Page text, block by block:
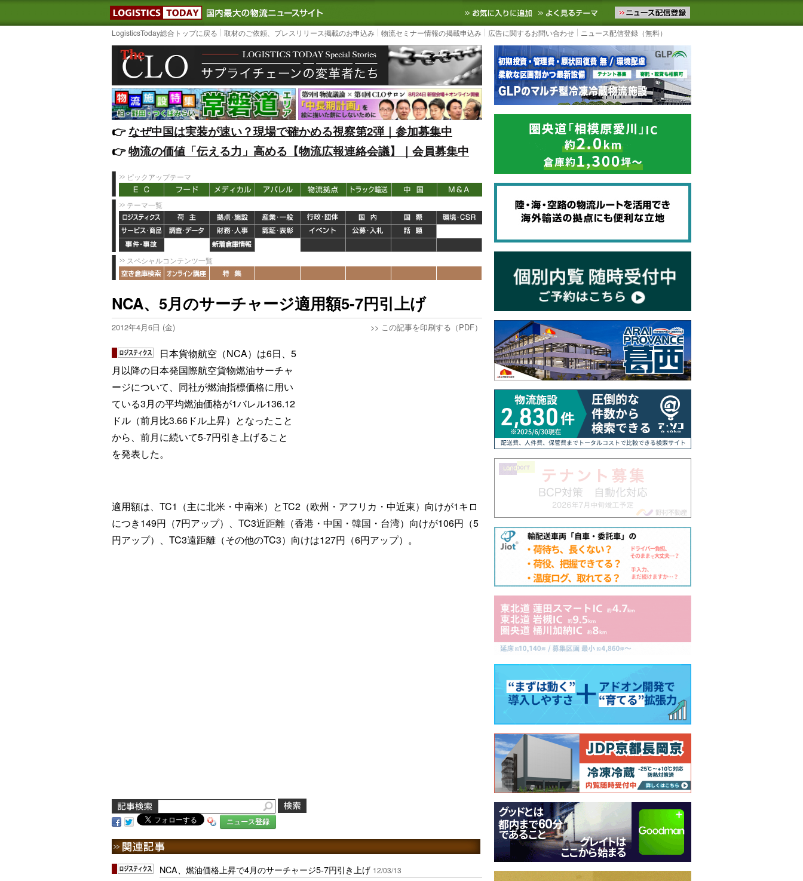
LOGISTICS TODAY｜国内最大の物流ニュースサイト3PL, SCMなど国内外の最新の物流ニュースをお届けします。物流ニュースメール配信を登録す
お気に入りに追加 よく見るテーマ
LogisticsToday総合トップに戻る 取材のご依頼、プレスリリース掲載のお申込み 物流セミナー情報の掲載申込み 広告に関するお問い合わせ ニュース配信登録（無料）
👉️なぜ中国は実装が速い？現場で確かめる視察第2弾｜参加募集中
👉️物流の価値「伝える力」高める【物流広報連絡会議】｜会員募集中
ピックアップテーマ
テーマ一覧
スペシャルコンテンツ一覧
NCA、5月のサーチャージ適用額5-7円引上げ
2012年4月6日 (金) >> この記事を印刷する（PDF）
日本貨物航空（NCA）は6日、5
月以降の日本発国際航空貨物燃油サーチャ
ージについて、同社が燃油指標価格に用い
ている3月の平均燃油価格が1バレル136.12
ドル（前月比3.66ドル上昇）となったこと
から、前月に続いて5-7円引き上げること
を発表した。
適用額は、TC1（主に北米・中南米）とTC2（欧州・アフリカ・中近東）向けが1キロ
につき149円（7円アップ）、TC3近距離（香港・中国・韓国・台湾）向けが106円（5
円アップ）、TC3遠距離（その他のTC3）向けは127円（6円アップ）。
ニュース登録
NCA、燃油価格上昇で4月のサーチャージ5-7円引き上げ 12/03/13